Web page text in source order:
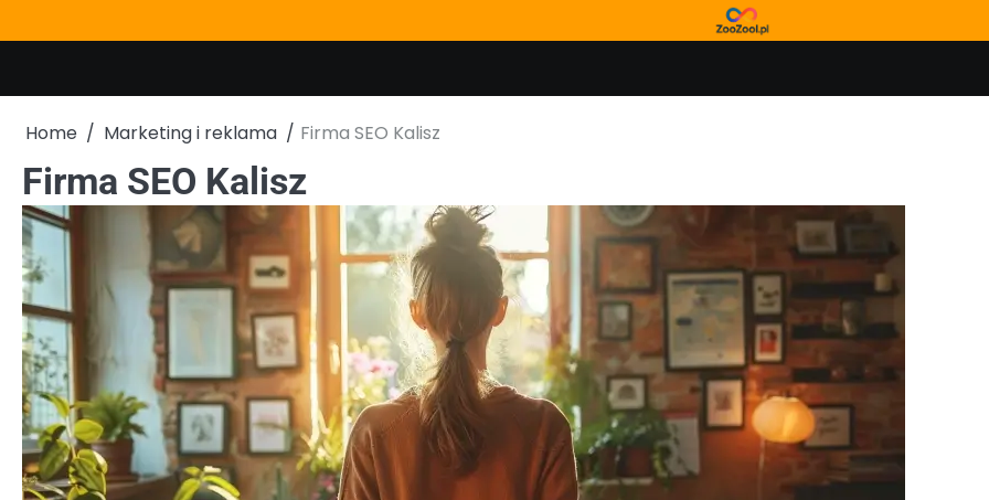
to
Home Marketing i reklama Firma SEO Kalisz
Firma SEO Kalisz